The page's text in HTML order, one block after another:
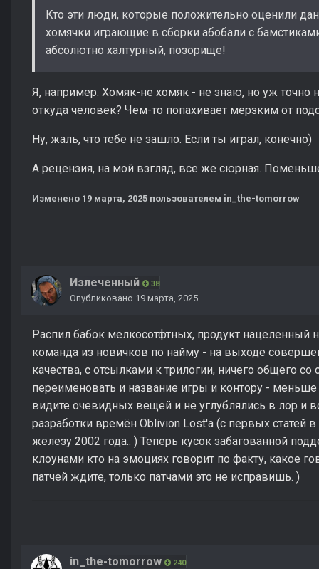
Кто эти люди, которые положительно оценили
хомячки играющие в сборки абобали с
абсолютно халтурный, позорище!
Я, например. Хомяк-не хомяк - не знаю, но уж точно
откуда человек? Чем-то попахивает мерзким от
Ну, жаль, что тебе не зашло. Если ты играл, конечно)
А рецензия, на мой взгляд, все же сюрная.
Изменено 19 марта, 2025 пользователем in_the-tomorrow
Излеченный 38
Опубликовано 19 марта, 2025
Распил бабок мелкосотфтных, продукт нацеленный
команда из новичков по найму - на выходе
качества, с отсылками к трилогии, ничего общего
переименовать и название игры и контору -
видите очевидных вещей и не углублялись в лор и
разработки времён Oblivion Lost'a (с первых статей
железу 2002 года.. ) Теперь кусок забагованной
клоунами кто на эмоциях говорит по факту, какое
патчей ждите, только патчами это не исправишь. )
in_the-tomorrow 240